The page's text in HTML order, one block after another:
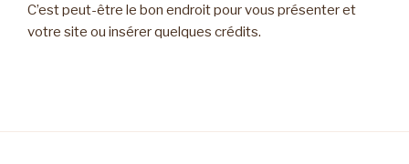
C’est peut-être le bon endroit pour vous présenter et
votre site ou insérer quelques crédits.